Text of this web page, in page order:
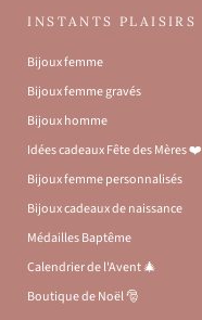
INSTANTS PLAISIRS
Bijoux femme
Bijoux femme gravés
Bijoux homme
Idées cadeaux Fête des Mères ❤️
Bijoux femme personnalisés
Bijoux cadeaux de naissance
Médailles Baptême
Calendrier de l'Avent 🎄
Boutique de Noël 🎅